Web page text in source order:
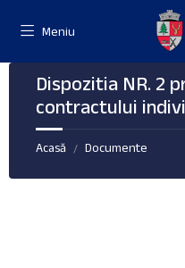
Meniu
Dispozitia NR. 2
contractului
Acasă / Documente